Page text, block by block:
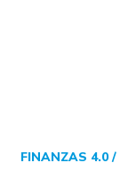
FINANZAS 4.0 /